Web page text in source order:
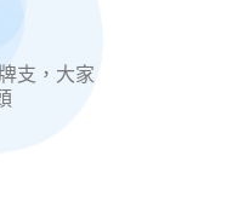
支，大家